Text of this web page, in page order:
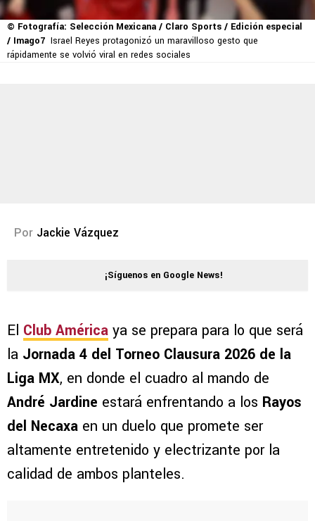
© Fotografía: Selección Mexicana / Claro Sports / Edición especial
/ Imago7 Israel Reyes protagonizó un maravilloso gesto que
rápidamente se volvió viral en redes sociales
Por Jackie Vázquez
¡Síguenos en Google News!
El Club América ya se prepara para lo que será
la Jornada 4 del Torneo Clausura 2026 de la
Liga MX, en donde el cuadro al mando de
André Jardine estará enfrentando a los Rayos
del Necaxa en un duelo que promete ser
altamente entretenido y electrizante por la
calidad de ambos planteles.